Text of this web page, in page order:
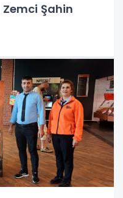
Zemci Şahin